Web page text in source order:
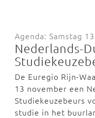
Agenda: Samstag
Nederlands-
De Euregio Rijn-
13 november een
Studiekeuzebeurs
studie in het